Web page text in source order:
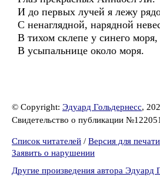
И до первых лучей я лежу
С ненаглядной, нарядной
В тихом склепе у синего моря,
В усыпальнице около моря.
© Copyright: Эдуард Гольдернесс,
Свидетельство о публикации
Список читателей / Версия для печати
Заявить о нарушении
Другие произведения автора Эдуард